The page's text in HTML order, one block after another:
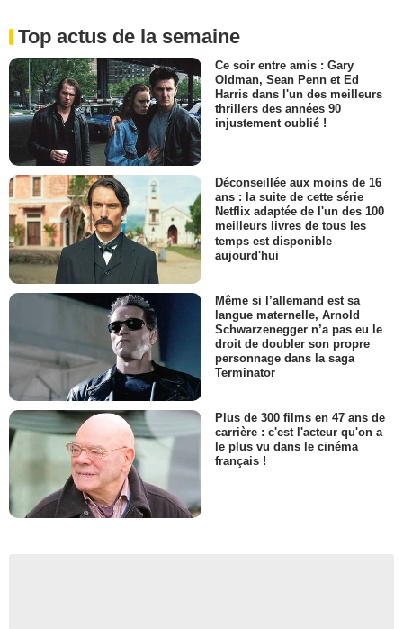
Top actus de la semaine
Ce soir entre amis : Gary
Oldman, Sean Penn et Ed
Harris dans l'un des meilleurs
thrillers des années 90
injustement oublié !
Déconseillée aux moins de 16
ans : la suite de cette série
Netflix adaptée de l'un des 100
meilleurs livres de tous les
temps est disponible
aujourd'hui
Même si l’allemand est sa
langue maternelle, Arnold
Schwarzenegger n’a pas eu le
droit de doubler son propre
personnage dans la saga
Terminator
Plus de 300 films en 47 ans de
carrière : c'est l'acteur qu'on a
le plus vu dans le cinéma
français !